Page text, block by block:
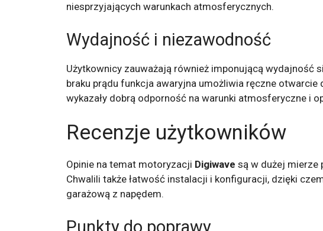
niesprzyjających warunkach atmosferycznych.
Wydajność i niezawodność
Użytkownicy zauważają również imponującą wydajność
braku prądu funkcja awaryjna umożliwia ręczne
wykazały dobrą odporność na warunki atmosferyczne i
Recenzje użytkowników
Opinie na temat motoryzacji Digiwave są w dużej mierze
Chwalili także łatwość instalacji i konfiguracji, dzięki
garażową z napędem.
Punkty do poprawy